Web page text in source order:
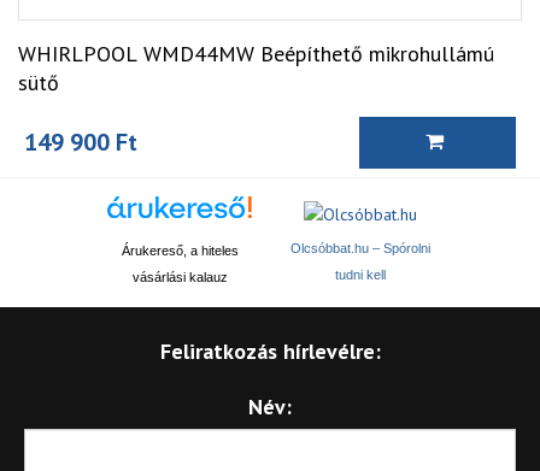
WHIRLPOOL WMD44MW Beépíthető mikrohullámú
sütő
149 900 Ft
Árukereső, a hiteles
vásárlási kalauz
Olcsóbbat.hu – Spórolni
tudni kell
Feliratkozás hírlevélre:
Név: